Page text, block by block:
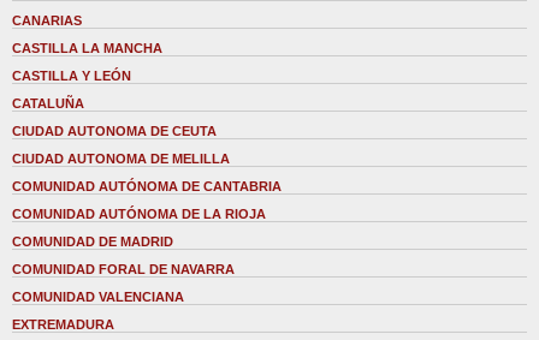
CANARIAS
CASTILLA LA MANCHA
CASTILLA Y LEÓN
CATALUÑA
CIUDAD AUTONOMA DE CEUTA
CIUDAD AUTONOMA DE MELILLA
COMUNIDAD AUTÓNOMA DE CANTABRIA
COMUNIDAD AUTÓNOMA DE LA RIOJA
COMUNIDAD DE MADRID
COMUNIDAD FORAL DE NAVARRA
COMUNIDAD VALENCIANA
EXTREMADURA